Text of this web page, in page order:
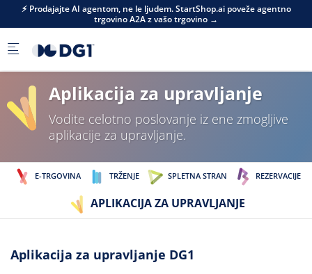
Skip to main content
⚡ Prodajajte AI agentom, ne le ljudem. StartShop.ai poveže agentno
trgovino A2A z vašo trgovino →
Aplikacija za upravljanje
Vodite celotno poslovanje iz ene zmogljive
aplikacije za upravljanje.
E-TRGOVINA TRŽENJE SPLETNA STRAN REZERVACIJE
APLIKACIJA ZA UPRAVLJANJE
Aplikacija za upravljanje DG1